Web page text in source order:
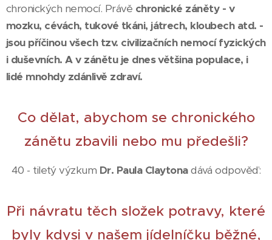
chronických nemocí. Právě chronické záněty - v
mozku, cévách, tukové tkáni, játrech, kloubech atd. -
jsou příčinou všech tzv. civilizačních nemocí fyzických
i duševních. A v zánětu je dnes většina populace, i
lidé mnohdy zdánlivě zdraví.
Co dělat, abychom se chronického
zánětu zbavili nebo mu předešli?
40 - tiletý výzkum Dr. Paula Claytonadává odpověď:
Při návratu těch složek potravy, které
byly kdysi v našem jídelníčku běžné,